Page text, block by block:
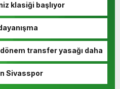
klasiği başlıyor
dönem transfer yasağı daha
Sivasspor